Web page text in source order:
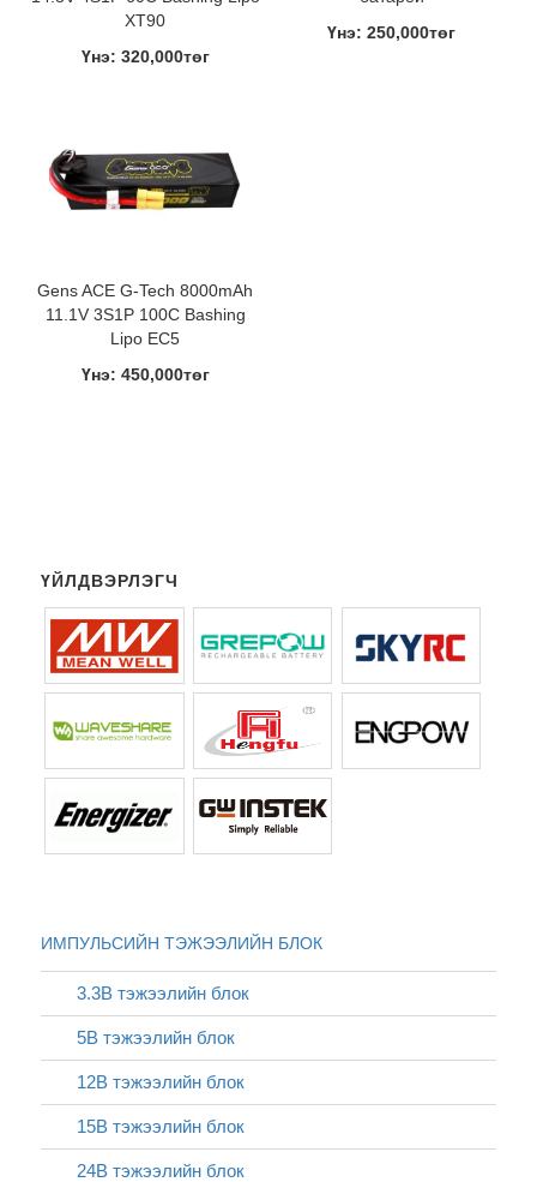
XT90
Үнэ: 320,000төг
Үнэ: 250,000төг
Gens ACE G-Tech 8000mAh
11.1V 3S1P 100C Bashing
Lipo EC5
Үнэ: 450,000төг
ҮЙЛДВЭРЛЭГЧ
ИМПУЛЬСИЙН ТЭЖЭЭЛИЙН БЛОК
3.3В тэжээлийн блок
5В тэжээлийн блок
12В тэжээлийн блок
15В тэжээлийн блок
24В тэжээлийн блок